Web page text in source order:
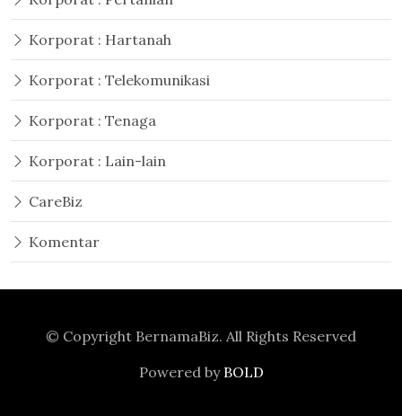
Korporat : Hartanah
Korporat : Telekomunikasi
Korporat : Tenaga
Korporat : Lain-lain
CareBiz
Komentar
© Copyright BernamaBiz. All Rights Reserved
Powered by BOLD